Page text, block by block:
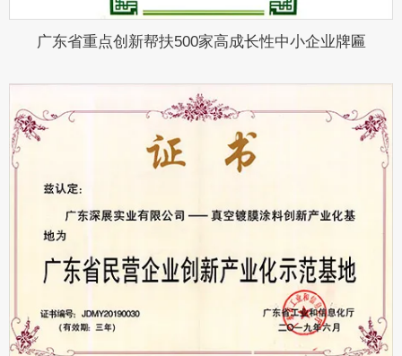
广东省重点创新帮扶500家高成长性中小企业牌匾